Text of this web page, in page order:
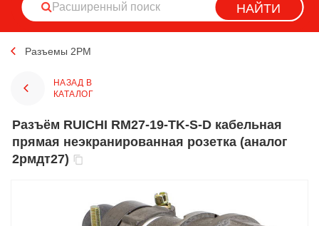
НАЙТИ
Разъемы 2РМ
НАЗАД В
КАТАЛОГ
Разъём RUICHI RM27-19-TK-S-D кабельная
прямая неэкранированная розетка (аналог
2рмдт27)